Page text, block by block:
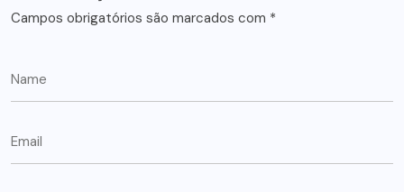
Campos obrigatórios são marcados com *